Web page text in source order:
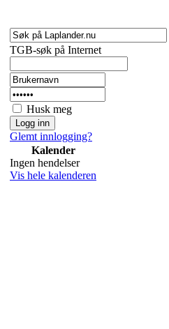
TGB-søk på Internet
Husk meg
Glemt innlogging?
Kalender
Ingen hendelser
Vis hele kalenderen